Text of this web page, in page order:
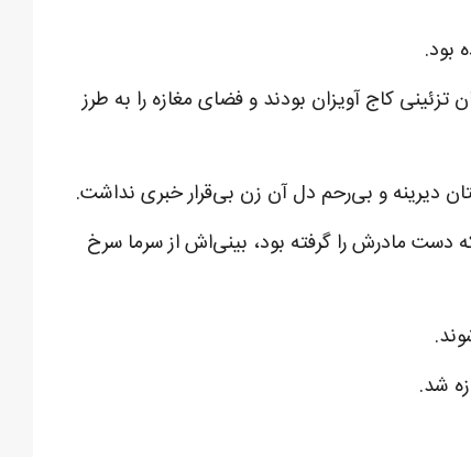
بود.
کاج آویزان بودند و فضای مغازه را به طرز
دیرینه و بی‌رحم دل آن زن بی‌قرار خبری نداشت.
دست مادرش را گرفته بود، بینی‌اش از سرما سرخ
شد.